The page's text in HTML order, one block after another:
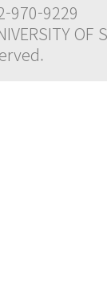
970-9229
OF